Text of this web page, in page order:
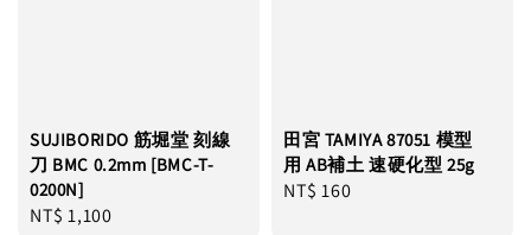
SUJIBORIDO 筋堀堂 刻線
刀 BMC 0.2mm [BMC-T-
0200N]
Regular
NT$ 1,100
田宮 TAMIYA 87051 模型
用 AB補土 速硬化型 25g
Regular
NT$ 160